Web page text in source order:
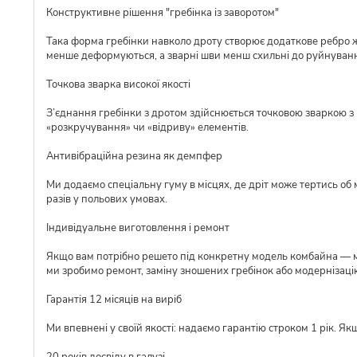
Конструктивне рішення "гребінка із заворотом"
Така форма гребінки навколо дроту створює додаткове
менше деформуються, а зварні шви менш схильні до
Точкова зварка високої якості
З’єднання гребінки з дротом здійснюється точковою зваркою
«розкручування» чи «відриву» елементів.
Антивібраційна резина як демпфер
Ми додаємо спеціальну гуму в місцях, де дріт може тертись
разів у польових умовах.
Індивідуальне виготовлення і ремонт
Якщо вам потрібно решето під конкретну модель комбайна —
ми зробимо ремонт, заміну зношених гребінок або
Гарантія 12 місяців на виріб
Ми впевнені у своїй якості: надаємо гарантію строком 1 рік.